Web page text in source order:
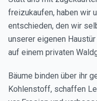
freizukaufen, haben wir
entschieden, den wir
unserer eigenen
auf einem privaten
Bäume binden über ihr
Kohlenstoff, schaffen